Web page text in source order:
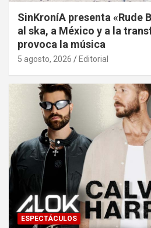
SinKroníA presenta «Rude
al ska, a México y a la
provoca la música
5 agosto, 2026 Editorial
ESPECTÁCULOS